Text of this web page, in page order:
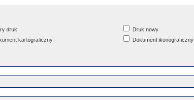
druk
Druk nowy
kartograficzny
Dokument ikonograficzny